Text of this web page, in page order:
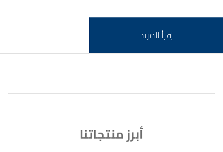
إقرأ المزيد
أبرز منتجاتنا